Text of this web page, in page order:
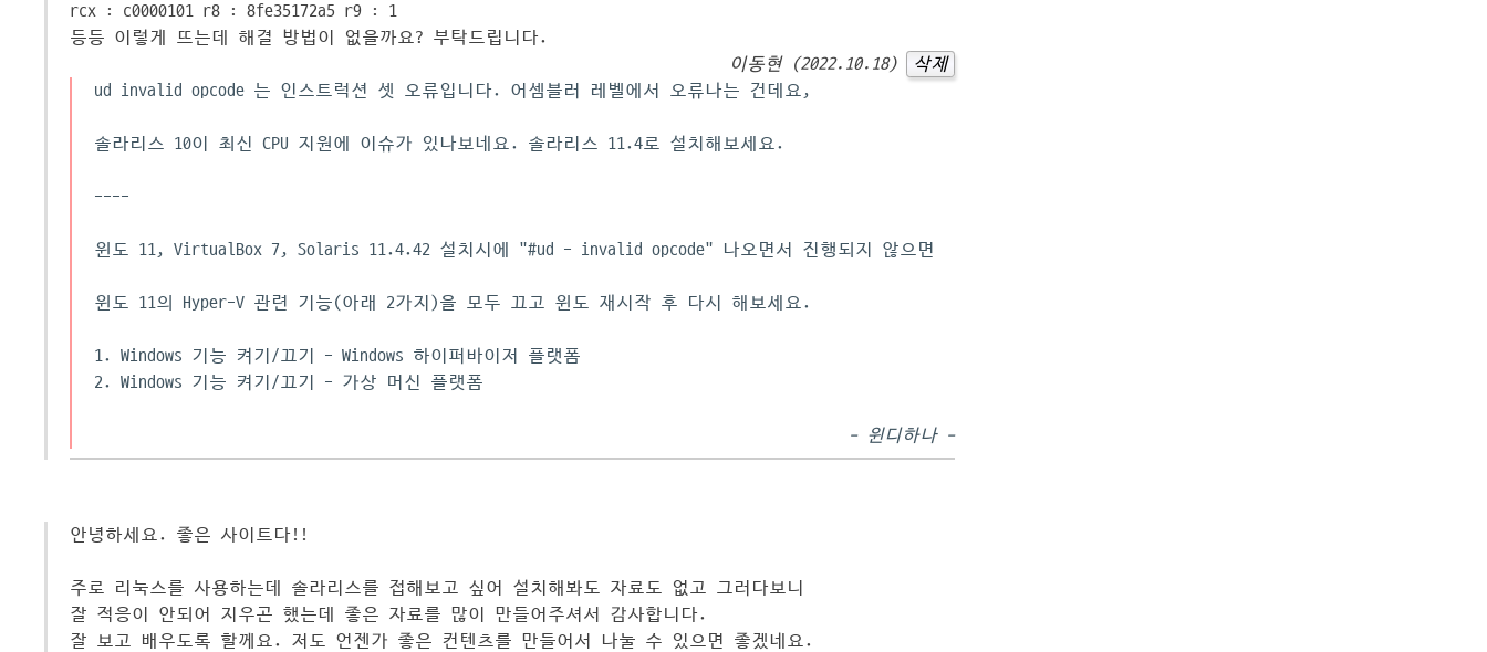
rcx : c0000101 r8 : 8fe35172a5 r9 : 1
등등 이렇게 뜨는데 해결 방법이 없을까요? 부탁드립니다.
이동현 (2022.10.18)
삭제
ud invalid opcode 는 인스트럭션 셋 오류입니다. 어셈블러 레벨에서 오류나는 건데요,
솔라리스 10이 최신 CPU 지원에 이슈가 있나보네요. 솔라리스 11.4로 설치해보세요.
----
윈도 11, VirtualBox 7, Solaris 11.4.42 설치시에 "#ud - invalid opcode" 나오면서 진행되지 않으면
윈도 11의 Hyper-V 관련 기능(아래 2가지)을 모두 끄고 윈도 재시작 후 다시 해보세요.
1. Windows 기능 켜기/끄기 - Windows 하이퍼바이저 플랫폼
2. Windows 기능 켜기/끄기 - 가상 머신 플랫폼
- 윈디하나 -
안녕하세요. 좋은 사이트다!!
주로 리눅스를 사용하는데 솔라리스를 접해보고 싶어 설치해봐도 자료도 없고 그러다보니
잘 적응이 안되어 지우곤 했는데 좋은 자료를 많이 만들어주셔서 감사합니다.
잘 보고 배우도록 할께요. 저도 언젠가 좋은 컨텐츠를 만들어서 나눌 수 있으면 좋겠네요.